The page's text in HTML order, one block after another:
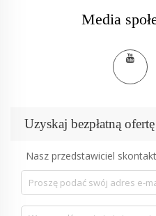
Media
Uzyskaj bezpłatną ofertę
Nasz przedstawiciel